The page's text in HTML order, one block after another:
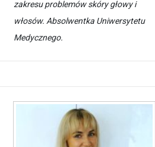
zakresu problemów skóry głowy i
włosów. Absolwentka Uniwersytetu
Medycznego.